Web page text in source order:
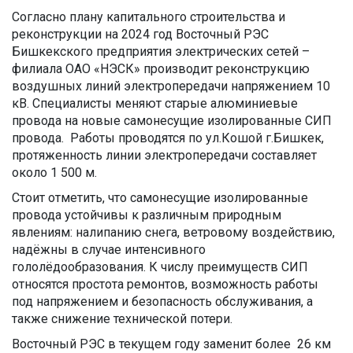
Согласно плану капитального строительства и
реконструкции на 2024 год Восточный РЭС
Бишкекского предприятия электрических сетей –
филиала ОАО «НЭСК» производит реконструкцию
воздушных линий электропередачи напряжением 10
кВ. Специалисты меняют старые алюминиевые
провода на новые самонесущие изолированные СИП
провода. Работы проводятся по ул.Кошой г.Бишкек,
протяженность линии электропередачи составляет
около 1 500 м.
Стоит отметить, что самонесущие изолированные
провода устойчивы к различным природным
явлениям: налипанию снега, ветровому воздействию,
надёжны в случае интенсивного
гололёдообразования. К числу преимуществ СИП
относятся простота ремонтов, возможность работы
под напряжением и безопасность обслуживания, а
также снижение технической потери.
Восточный РЭС в текущем году заменит более 26 км